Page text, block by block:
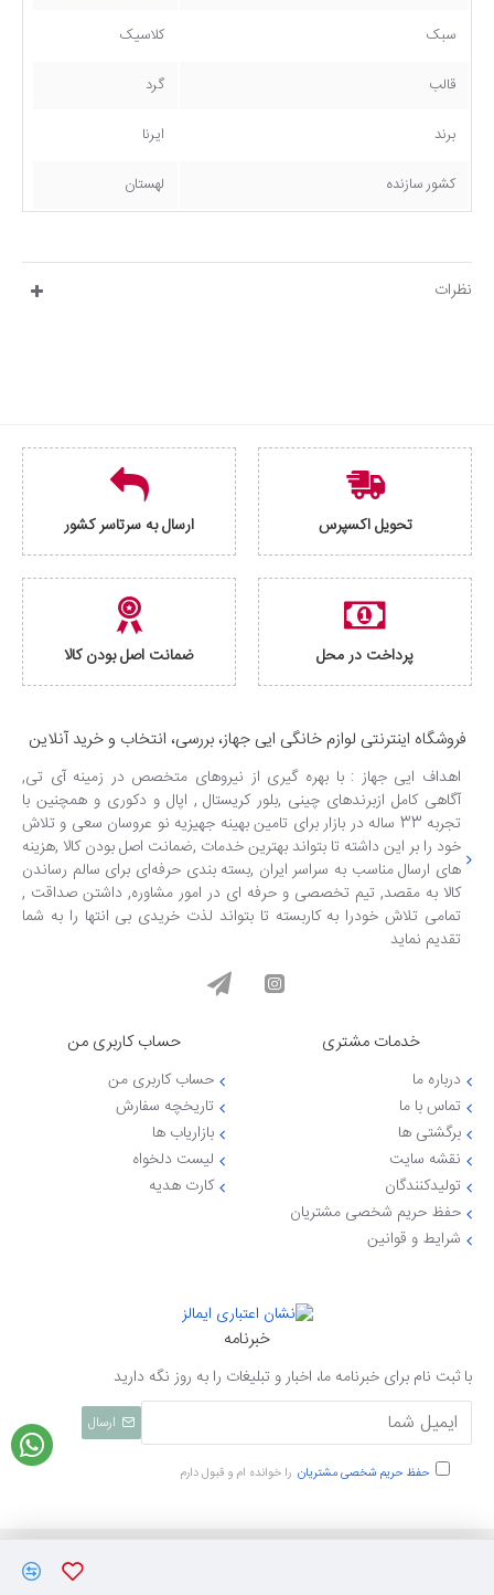
سبک کلاسیک
قالب گرد
برند ایرنا
کشور سازنده لهستان
نظرات
تحویل اکسپرس ارسال به سرتاسر کشور
پرداخت در محل ضمانت اصل بودن کالا
فروشگاه اینترنتی لوازم خانگی ایی جهاز، بررسی، انتخاب و خرید آنلاین
اهداف ایی جهاز : با بهره گیری از نیروهای متخصص در زمینه آی تی,
آگاهی کامل ازبرندهای چینی ,بلور کریستال , اپال و دکوری و همچنین با
تجربه 33 ساله در بازار برای تامین بهینه جهیزیه نو عروسان سعی و تلاش
خود را بر این داشته تا بتواند بهترین خدمات ,ضمانت اصل بودن کالا ,هزینه
های ارسال مناسب به سراسر ایران ,بسته بندی حرفه‌ای برای سالم رساندن
کالا به مقصد, تیم تخصصی و حرفه ای در امور مشاوره, داشتن صداقت ,
تمامی تلاش خودرا به کاربسته تا بتواند لذت خریدی بی انتها را به شما
تقدیم نماید
خدمات مشتری
درباره ما
تماس با ما
برگشتی ها
نقشه سایت
تولیدکنندگان
حفظ حریم شخصی مشتریان
شرایط و قوانین
حساب کاربری من
حساب کاربری من
تاریخچه سفارش
بازاریاب ها
لیست دلخواه
کارت هدیه
خبرنامه
با ثبت نام برای خبرنامه ما، اخبار و تبلیغات را به روز نگه دارید
ارسال
حفظ حریم شخصی مشتریان را خوانده ام و قبول دارم